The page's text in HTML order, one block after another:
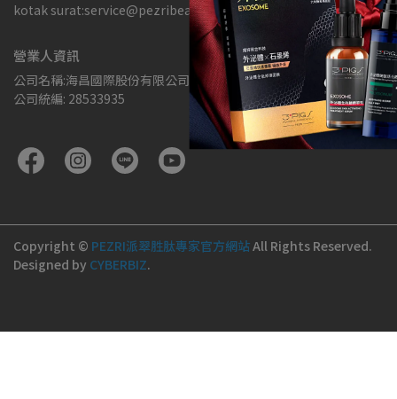
kotak surat:service@pezribeauty.com
營業人資訊
公司名稱:海昌國際股份有限公司
公司統編: 28533935
Copyright © PEZRI派翠胜肽專家官方網站All Rights Reserved.
Designed by CYBERBIZ.